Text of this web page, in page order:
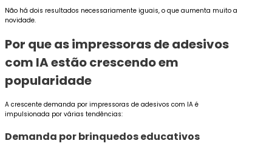
Não há dois resultados necessariamente iguais, o que aumenta muito a
novidade.
Por que as impressoras de adesivos
com IA estão crescendo em
popularidade
A crescente demanda por impressoras de adesivos com IA é
impulsionada por várias tendências:
Demanda por brinquedos educativos